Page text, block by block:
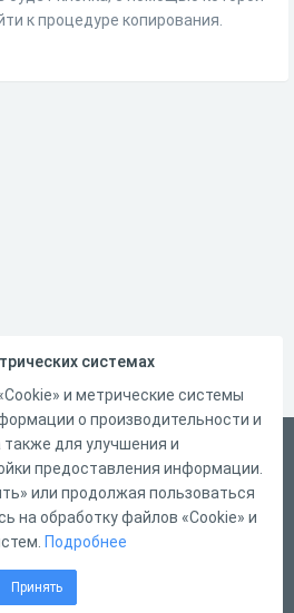
к процедуре копирования.
системах
и метрические системы
о производительности и
также для улучшения и
предоставления информации.
или продолжая пользоваться
на обработку файлов «Cookie» и
Подробнее
Принять